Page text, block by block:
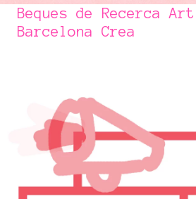
Beques de Recerca
Barcelona Crea